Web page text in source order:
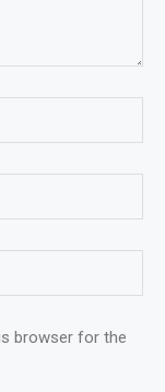
browser for the